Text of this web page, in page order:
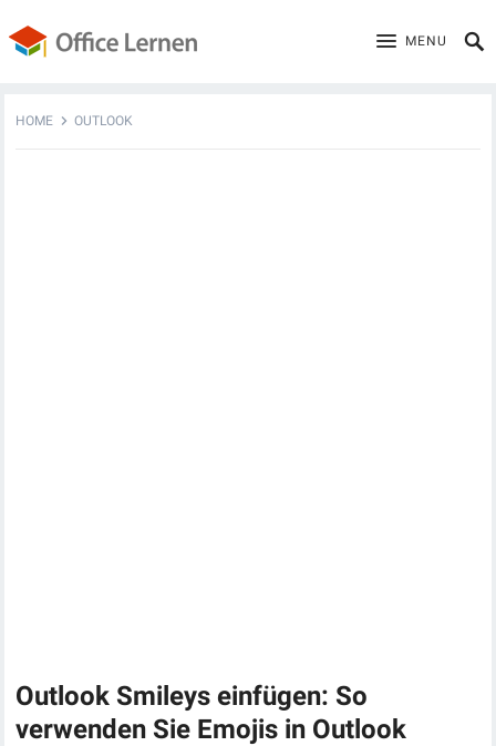
MENU
HOME OUTLOOK
Outlook Smileys einfügen: So
verwenden Sie Emojis in Outlook